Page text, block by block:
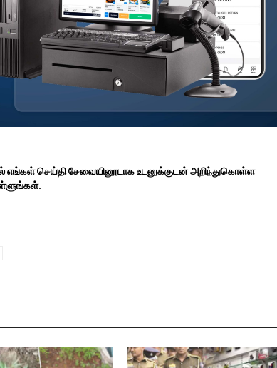
எங்கள் செய்தி சேவையினூடாக உடனுக்குடன் அறிந்துகொள்ள